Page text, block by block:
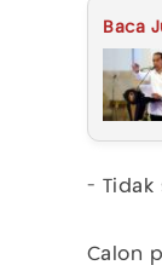
Baca
- Tidak
Calon